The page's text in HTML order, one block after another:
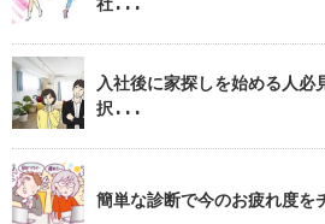
入社後に家探しを始める人
択...
簡単な診断で今のお疲れ度を